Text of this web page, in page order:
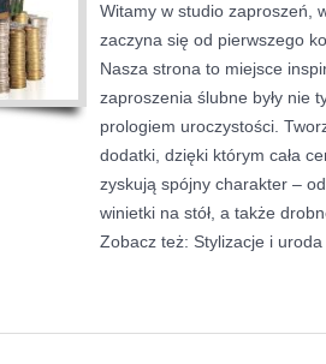
Witamy w studio zaproszeń,
zaczyna się od pierwszego
Nasza strona to miejsce
zaproszenia ślubne były nie
prologiem uroczystości.
dodatki, dzięki którym cała
zyskują spójny charakter –
winietki na stół, a także
Zobacz też: Stylizacje i